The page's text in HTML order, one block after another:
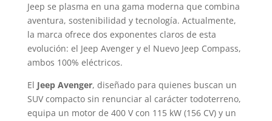
Jeep se plasma en una gama moderna que combina
aventura, sostenibilidad y tecnología. Actualmente,
la marca ofrece dos exponentes claros de esta
evolución: el Jeep Avenger y el Nuevo Jeep Compass,
ambos 100% eléctricos.
El Jeep Avenger, diseñado para quienes buscan un
SUV compacto sin renunciar al carácter todoterreno,
equipa un motor de 400 V con 115 kW (156 CV) y un